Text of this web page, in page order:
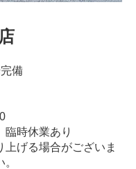
備
時休業あり
げる場合がございま